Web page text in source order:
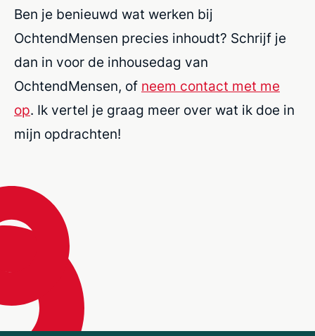
Ben je benieuwd wat werken bij
OchtendMensen precies inhoudt? Schrijf je
dan in voor de inhousedag van
OchtendMensen, of neem contact met me
op. Ik vertel je graag meer over wat ik doe in
mijn opdrachten!